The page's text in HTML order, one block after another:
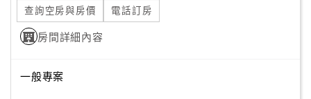
查詢空房與房價 電話訂房
房間詳細內容
一般專案